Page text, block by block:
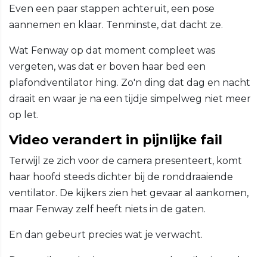
Even een paar stappen achteruit, een pose
aannemen en klaar. Tenminste, dat dacht ze.
Wat Fenway op dat moment compleet was
vergeten, was dat er boven haar bed een
plafondventilator hing. Zo'n ding dat dag en nacht
draait en waar je na een tijdje simpelweg niet meer
op let.
Video verandert in pijnlijke fail
Terwijl ze zich voor de camera presenteert, komt
haar hoofd steeds dichter bij de ronddraaiende
ventilator. De kijkers zien het gevaar al aankomen,
maar Fenway zelf heeft niets in de gaten.
En dan gebeurt precies wat je verwacht.